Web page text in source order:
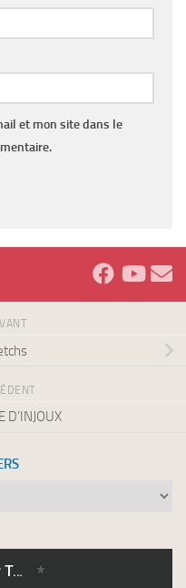
et mon site dans le
D’INJOUX